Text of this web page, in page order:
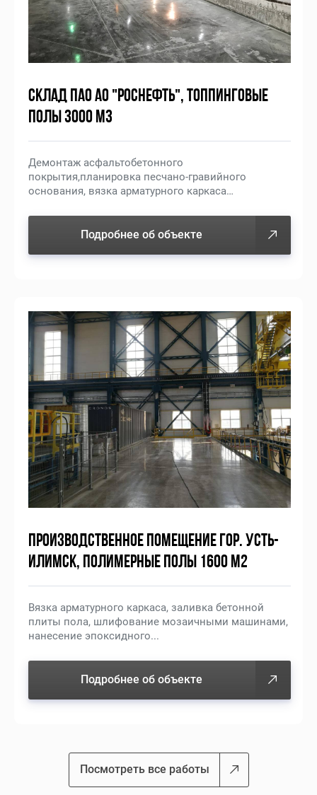
Посмотреть все работы
СКЛАД ПАО АО "РОСНЕФТЬ", ТОППИНГОВЫЕ
ПОЛЫ 3000 М3
Демонтаж асфальтобетонного
покрытия,планировка песчано-гравийного
основания, вязка арматурного каркаса…
Подробнее об объекте
ПРОИЗВОДСТВЕННОЕ ПОМЕЩЕНИЕ ГОР. УСТЬ-
ИЛИМСК, ПОЛИМЕРНЫЕ ПОЛЫ 1600 М2
Вязка арматурного каркаса, заливка бетонной
плиты пола, шлифование мозаичными машинами,
нанесение эпоксидного...
Подробнее об объекте